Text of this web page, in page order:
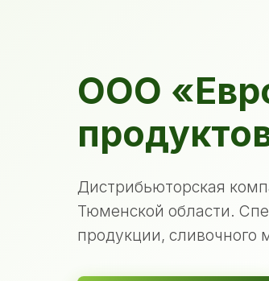
ООО
Дистрибьюторская
Тюменской области.
продукции, сливочного